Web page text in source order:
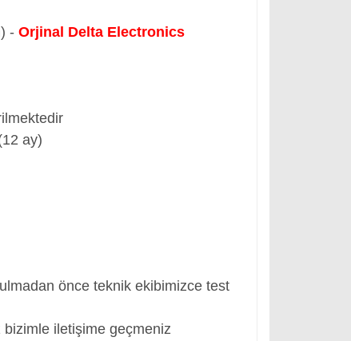
- Orjinal Delta Electronics
ay)
önce teknik ekibimizce test
bizimle iletişime geçmeniz